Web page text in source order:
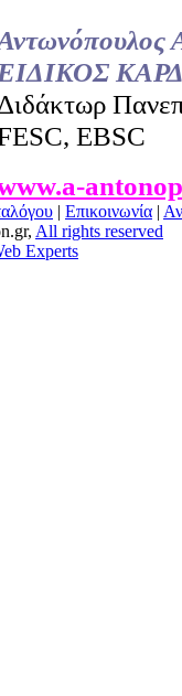
ΕΙΔΙΚΟΣ
ΕBSC
| Επικοινωνία |
All rights reserved
Experts